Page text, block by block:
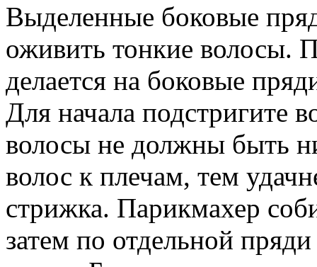
Выделенные боковые
оживить тонкие волосы.
делается на боковые
Для начала подстригите
волосы не должны быть
волос к плечам, тем
стрижка. Парикмахер
затем по отдельной